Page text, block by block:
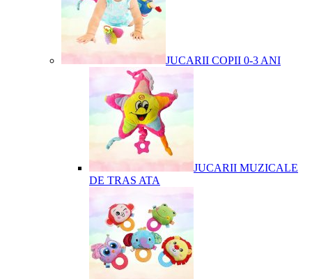
JUCARII COPII 0-3 ANI
JUCARII MUZICALE
DE TRAS ATA